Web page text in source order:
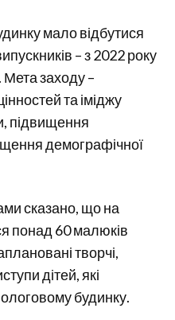
мало відбутися
– з 2022 року
Мета заходу –
та іміджу
підвищення
демографічної
сказано, що на
понад 60 малюків
творчі,
дітей, які
будинку.